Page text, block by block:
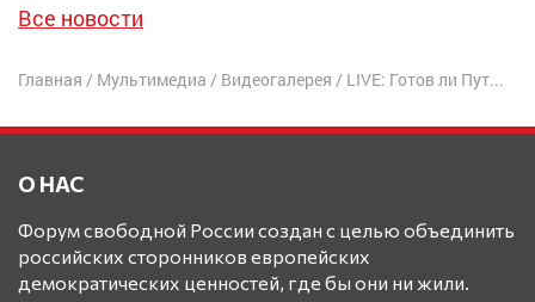
Все новости
Главная / Мультимедиа / Видеогалерея / LIVE: Готов ли Путин остановиться? | Альфред Кох
О НАС
Форум свободной России создан с целью объединить
российских сторонников европейских
демократических ценностей, где бы они ни жили.